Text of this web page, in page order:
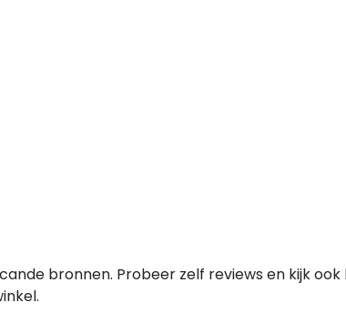
bronnen. Probeer zelf reviews en kijk